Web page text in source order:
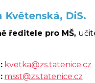
Květenská, DiS.
ředitele pro MŠ,
kvetka@zs.tatenice.cz
msst@zs.tatenice.cz